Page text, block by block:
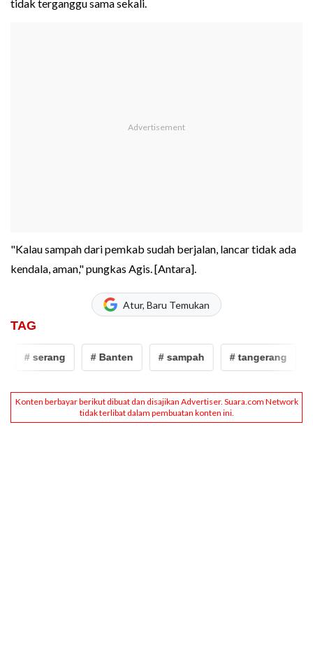
tidak terganggu sama sekali.
"Kalau sampah dari pemkab sudah berjalan, lancar tidak ada
kendala, aman," pungkas Agis. [Antara].
Atur, Baru Temukan
TAG
# serang # Banten # sampah # tangerang